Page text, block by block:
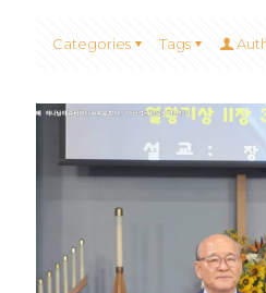
Categories Tags